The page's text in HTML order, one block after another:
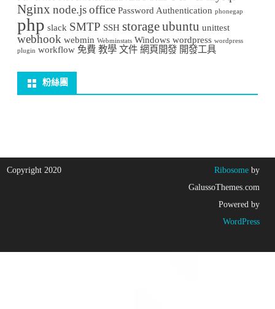
Nginx node.jsoffice Password Authentication phonegap
php slack SMTP SSH storageubuntu unittest
webhook webmin Webminstats Windows wordpress wordpress
plugin workflow 免費 教學 文件 網頁開發 開發工具
粉絲團
Copyright 2020 Ribosomeby
GalussoThemes.com
Powered by
WordPress